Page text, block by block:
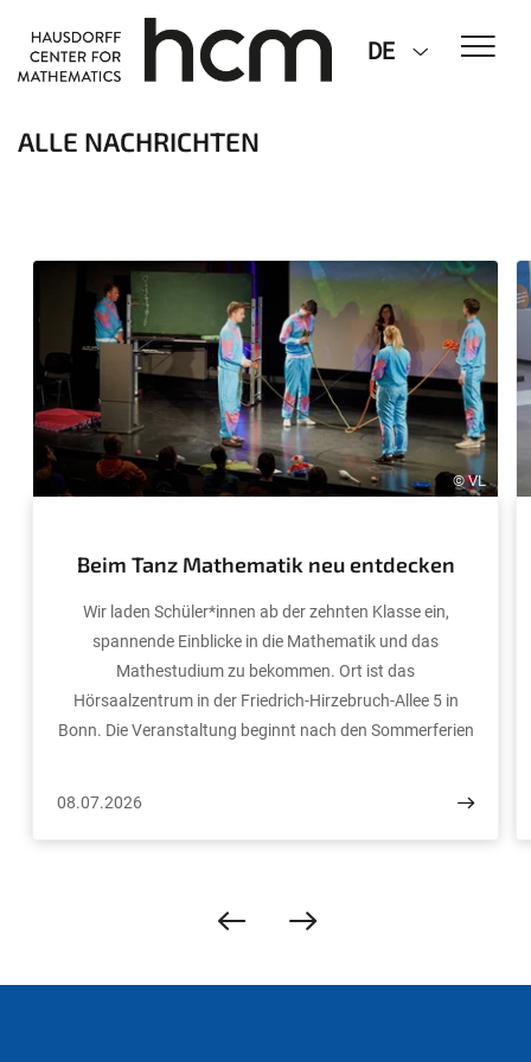
DE
ALLE NACHRICHTEN
© VL
Beim Tanz Mathematik neu entdecken
Wir laden Schüler*innen ab der zehnten Klasse ein,
spannende Einblicke in die Mathematik und das
Mathestudium zu bekommen. Ort ist das
Hörsaalzentrum in der Friedrich-Hirzebruch-Allee 5 in
Bonn. Die Veranstaltung beginnt nach den Sommerferien
08.07.2026